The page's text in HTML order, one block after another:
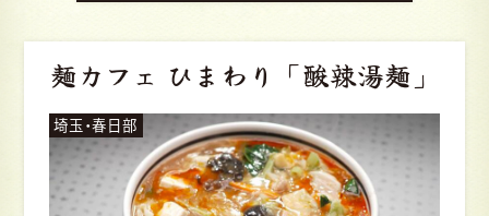
麺カフェ ひまわり 「酸辣湯麺」
埼玉・春日部